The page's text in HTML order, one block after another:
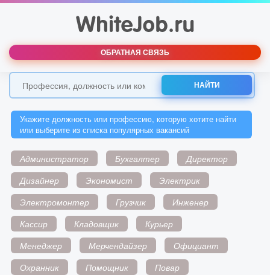
ОБРАТНАЯ СВЯЗЬ
НАЙТИ
Укажите должность или профессию, которую хотите найти
или выберите из списка популярных вакансий
Администратор Бухгалтер
Директор
Дизайнер
Экономист
Электрик
Электромонтер
Грузчик
Инженер
Кассир
Кладовщик
Курьер
Менеджер
Мерчендайзер
Официант
Охранник
Помощник
Повар